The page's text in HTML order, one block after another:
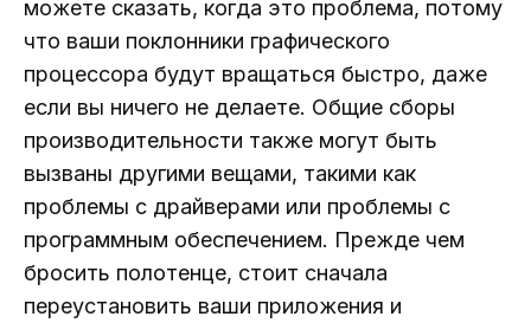
можете сказать, когда это проблема, потому
что ваши поклонники графического
процессора будут вращаться быстро, даже
если вы ничего не делаете. Общие сборы
производительности также могут быть
вызваны другими вещами, такими как
проблемы с драйверами или проблемы с
программным обеспечением. Прежде чем
бросить полотенце, стоит сначала
переустановить ваши приложения и